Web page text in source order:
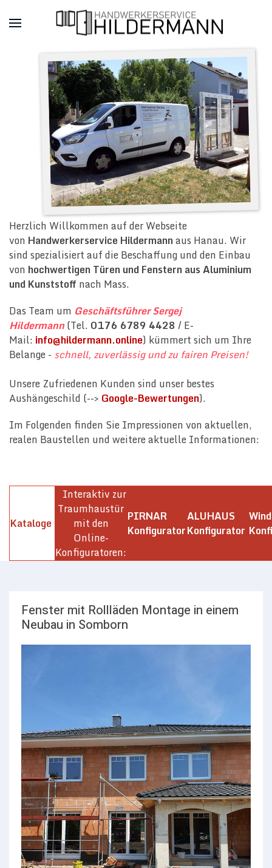
Herzlich Willkommen auf der Webseite
von Handwerkerservice Hildermannaus Hanau. Wir
sind spezialisiert auf die Beschaffung und den Einbau
von hochwertigen Türen und Fenstern aus Aluminium
und Kunststoff nach Mass.
Das Team um Geschäftsführer Sergej
Hildermann(Tel. 0176 6789 4428 / E-
Mail: info@hildermann.online) kümmert sich um Ihre
Belange - schnell, zuverlässig und zu fairen Preisen!
Unsere Zufriedenen Kunden sind unser bestes
Aushängeschild (--> Google-Bewertungen).
Im Folgenden finden Sie Impressionen von aktuellen,
realen Baustellen und weitere aktuelle Informationen:
Kataloge
Interaktiv zur
Traumhaustür
mit den
Online-
Konfiguratoren:
PIRNAR
Konfigurator
ALUHAUS
Konfigurator
Fenster mit Rollläden Montage in einem
Neubau in Somborn